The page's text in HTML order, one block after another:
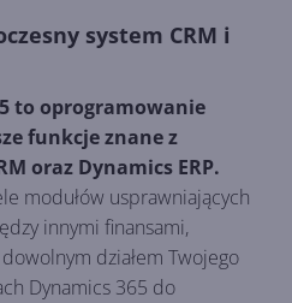
system CRM i
to oprogramowanie
funkcje znane z
oraz Dynamics ERP.
modułów usprawniających
innymi finansami,
działem Twojego
Dynamics 365 do